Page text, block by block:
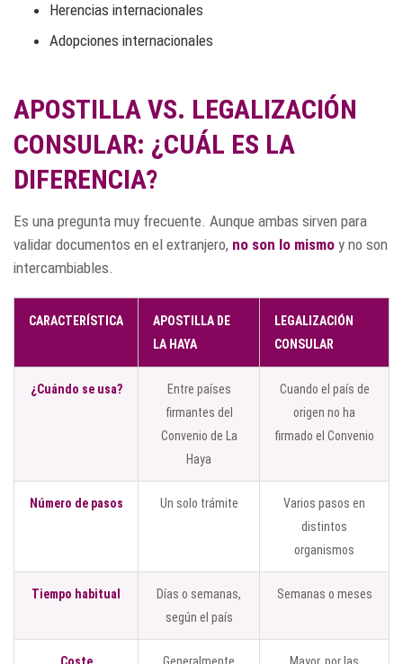
Herencias internacionales
Adopciones internacionales
APOSTILLA VS. LEGALIZACIÓN
CONSULAR: ¿CUÁL ES LA
DIFERENCIA?
Es una pregunta muy frecuente. Aunque ambas sirven para
validar documentos en el extranjero, no son lo mismo y no son
intercambiables.
CARACTERÍSTICA
APOSTILLA DE
LA HAYA
LEGALIZACIÓN
CONSULAR
¿Cuándo se usa?
Entre países
firmantes del
Convenio de La
Haya
Cuando el país de
origen no ha
firmado el Convenio
Número de pasos Un solo trámite
Varios pasos en
distintos
organismos
Tiempo habitual
Días o semanas,
según el país
Semanas o meses